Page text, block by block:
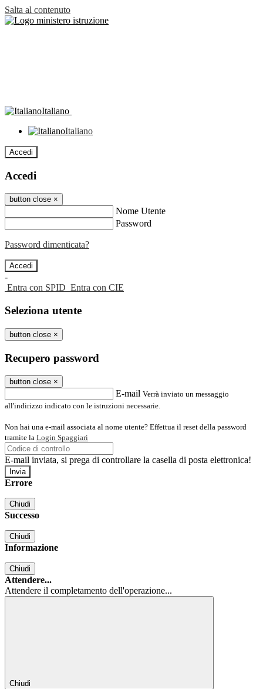
Salta al contenuto
Italiano
Italiano
Accedi
Accedi
button close ×
Nome Utente
Password
Password dimenticata?
-
Entra con SPID Entra con CIE
Seleziona utente
button close ×
Recupero password
button close ×
E-mail Verrà inviato un messaggio
all'indirizzo indicato con le istruzioni necessarie.
Non hai una e-mail associata al nome utente? Effettua il reset della password
tramite la Login Spaggiari
E-mail inviata, si prega di controllare la casella di posta elettronica!
Errore
Chiudi
Successo
Chiudi
Informazione
Chiudi
Attendere...
Attendere il completamento dell'operazione...
Chiudi